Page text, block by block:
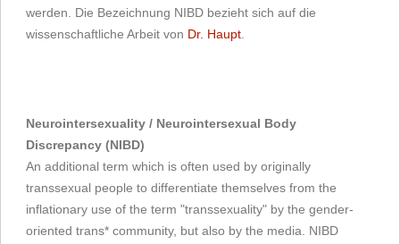
werden. Die Bezeichnung NIBD bezieht sich auf die
wissenschaftliche Arbeit von Dr. Haupt.
Neurointersexuality / Neurointersexual Body
Discrepancy (NIBD)
An additional term which is often used by originally
transsexual people to differentiate themselves from the
inflationary use of the term "transsexuality" by the gender-
oriented trans* community, but also by the media. NIBD